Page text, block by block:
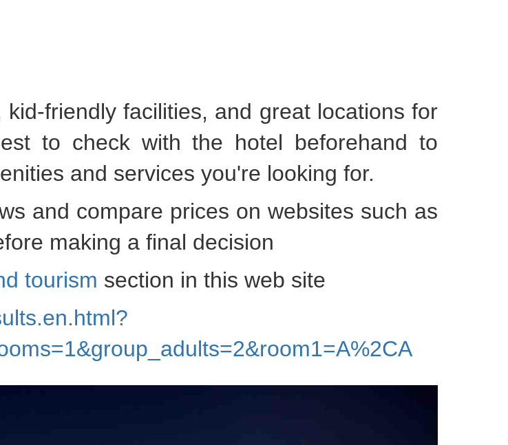
friendly facilities, and great locations for
to check with the hotel beforehand to
and services you're looking for.
and compare prices on websites such as
making a final decision
tourism section in this web site